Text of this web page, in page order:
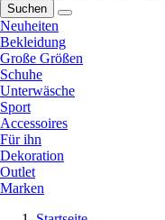
Suchen
Neuheiten
Bekleidung
Große Größen
Schuhe
Unterwäsche
Sport
Accessoires
Für ihn
Dekoration
Outlet
Marken